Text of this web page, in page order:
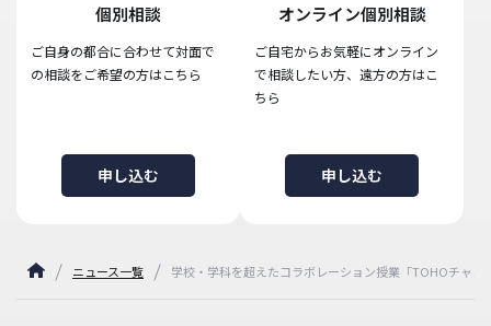
個別相談
ご自身の都合に合わせて対面で
の相談をご希望の方はこちら
申し込む
オンライン個別相談
ご自宅からお気軽にオンライン
で相談したい方、遠方の方はこ
ちら
申し込む
ニュース一覧 学校・学科を超えたコラボレーション授業「TOHOチャン